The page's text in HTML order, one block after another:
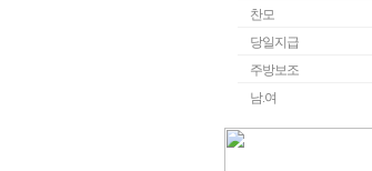
찬모
당일지급
주방보조
남.여